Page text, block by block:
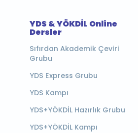
YDS & YÖKDİL Online
Dersler
Sıfırdan Akademik Çeviri
Grubu
YDS Express Grubu
YDS Kampı
YDS+YÖKDİL Hazırlık Grubu
YDS+YÖKDİL Kampı